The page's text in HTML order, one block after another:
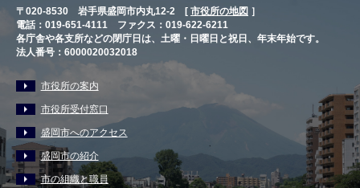
〒020-8530 岩手県盛岡市内丸12-2 [ 市役所の地図 ］
電話：019-651-4111 ファクス：019-622-6211
各庁舎や各支所などの閉庁日は、土曜・日曜日と祝日、年末年始です。
法人番号：6000020032018
市役所の案内
市役所受付窓口
盛岡市へのアクセス
盛岡市の紹介
市の組織と職員